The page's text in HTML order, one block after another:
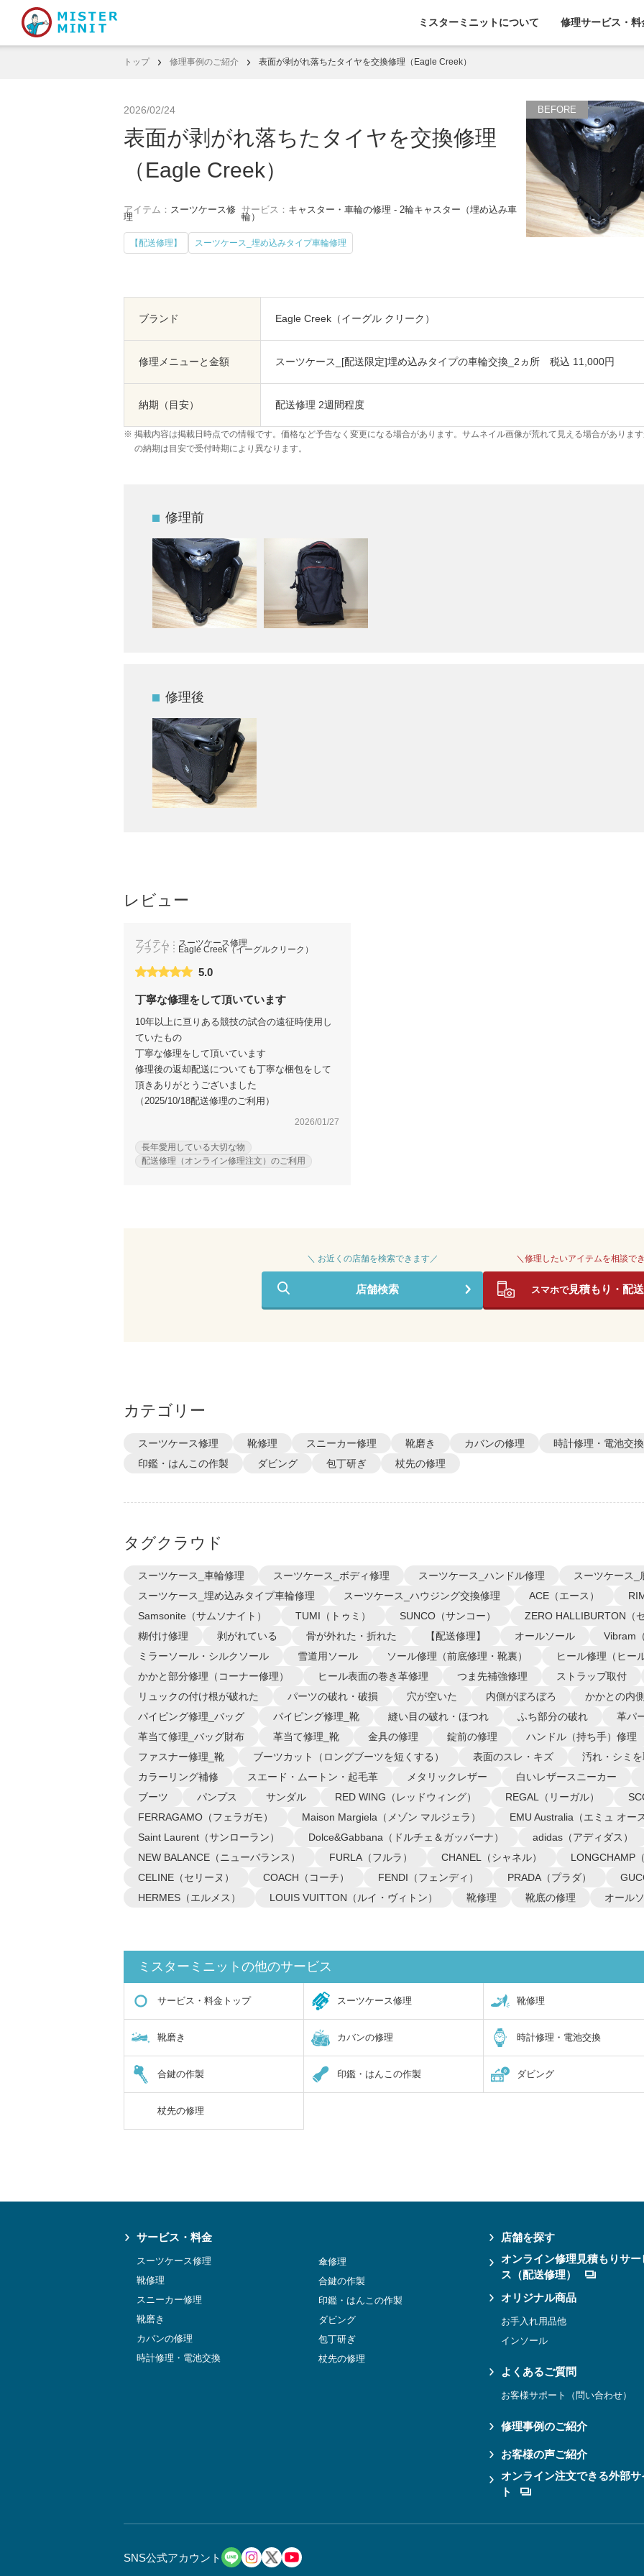
ミスターミニットについて 修理サービス・料
トップ 修理事例のご紹介 表面が剥がれ落ちたタイヤを交換修理（Eagle Creek）
2026/02/24
表面が剥がれ落ちたタイヤを交換修理
（Eagle Creek）
アイテム： スーツケース修
理
サービス： キャスター・車輪の修理 - 2輪キャスター（埋め込み車
輪）
【配送修理】 スーツケース_埋め込みタイプ車輪修理
ブランド Eagle Creek（イーグル クリーク）
修理メニューと金額 スーツケース_[配送限定]埋め込みタイプの車輪交換_2ヵ所 税込 11,000円
納期（目安） 配送修理 2週間程度
掲載内容は掲載日時点での情報です。価格など予告なく変更になる場合があります。サムネイル画像が荒れて見える場合がありま
の納期は目安で受付時期により異なります。
修理前
修理後
レビュー
アイテム： スーツケース修理
ブランド： Eagle Creek（イーグルクリーク）
5.0
丁寧な修理をして頂いています
10年以上に亘りある競技の試合の遠征時使用し
ていたもの
丁寧な修理をして頂いています
修理後の返却配送についても丁寧な梱包をして
頂きありがとうございました
（2025/10/18配送修理のご利用）
2026/01/27
長年愛用している大切な物
配送修理（オンライン修理注文）のご利用
＼修理したいアイテムを相談で
スマホで見積もり・配
＼ お近くの店舗を検索できます／
店舗検索
カテゴリー
スーツケース修理 靴修理 スニーカー修理 靴磨き カバンの修理
時計修理・電池交換
印鑑・はんこの作製
ダビング 包丁研ぎ 杖先の修理
タグクラウド
スーツケース_車輪修理 スーツケース_ボディ修理 スーツケース_ハンドル修理
スーツケース_
スーツケース_埋め込みタイプ車輪修理
スーツケース_ハウジング交換修理 ACE（エース）
Samsonite（サムソナイト）
TUMI（トゥミ） SUNCO（サンコー）
ZERO HALLIBURTON（
糊付け修理
剥がれている 骨が外れた・折れた 【配送修理】 オールソール
Vibram
ミラーソール・シルクソール
雪道用ソール ソール修理（前底修理・靴裏）
ヒール修理（ヒー
かかと部分修理（コーナー修理）
ヒール表面の巻き革修理 つま先補強修理
ストラップ取付
リュックの付け根が破れた
パーツの破れ・破損 穴が空いた 内側がぼろぼろ
かかとの内
パイピング修理_バッグ
パイピング修理_靴 縫い目の破れ・ほつれ ふち部分の破れ
革パ
革当て修理_バッグ財布
革当て修理_靴 金具の修理 錠前の修理
ハンドル（持ち手）修理
ファスナー修理_靴
ブーツカット（ロングブーツを短くする） 表面のスレ・キズ
汚れ・シミ
カラーリング補修
スエード・ムートン・起毛革 メタリックレザー
白いレザースニーカー
ブーツ
パンプス サンダル RED WING（レッドウィング） REGAL（リーガル）
FERRAGAMO（フェラガモ）
Maison Margiela（メゾン マルジェラ）
EMU Australia（エミュ オー
Saint Laurent（サンローラン）
Dolce&Gabbana（ドルチェ＆ガッバーナ）
adidas（アディダス）
NEW BALANCE（ニューバランス）
FURLA（フルラ） CHANEL（シャネル）
LONGCHAMP
CELINE（セリーヌ）
COACH（コーチ） FENDI（フェンディ） PRADA（プラダ）
HERMES（エルメス）
LOUIS VUITTON（ルイ・ヴィトン） 靴修理 靴底の修理 オール
ミスターミニットの他のサービス
サービス・料金トップ スーツケース修理 靴修理
靴磨き カバンの修理 時計修理・電池交換
合鍵の作製 印鑑・はんこの作製 ダビング
杖先の修理
サービス・料金
スーツケース修理
靴修理
スニーカー修理
靴磨き
カバンの修理
時計修理・電池交換
傘修理
合鍵の作製
印鑑・はんこの作製
ダビング
包丁研ぎ
杖先の修理
店舗を探す
オンライン修理見積もりサー
ス（配送修理）
オリジナル商品
お手入れ用品他
インソール
よくあるご質問
お客様サポート（問い合わせ）
修理事例のご紹介
お客様の声ご紹介
オンライン注文できる外部サ
ト
SNS公式アカウント